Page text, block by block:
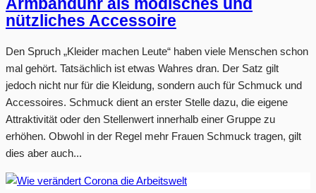
Armbanduhr als modisches und
nützliches Accessoire
Den Spruch „Kleider machen Leute“ haben viele Menschen schon
mal gehört. Tatsächlich ist etwas Wahres dran. Der Satz gilt
jedoch nicht nur für die Kleidung, sondern auch für Schmuck und
Accessoires. Schmuck dient an erster Stelle dazu, die eigene
Attraktivität oder den Stellenwert innerhalb einer Gruppe zu
erhöhen. Obwohl in der Regel mehr Frauen Schmuck tragen, gilt
dies aber auch...